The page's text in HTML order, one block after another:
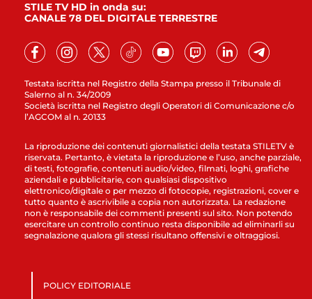
Testata iscritta nel Registro della Stampa presso il Tribunale di
Salerno al n. 34/2009
Società iscritta nel Registro degli Operatori di Comunicazione c/o
l’AGCOM al n. 20133
STILE TV HD in onda su:
CANALE 78 DEL DIGITALE TERRESTRE
La riproduzione dei contenuti giornalistici della testata STILETV è
riservata. Pertanto, è vietata la riproduzione e l’uso, anche parziale,
di testi, fotografie, contenuti audio/video, filmati, loghi, grafiche
aziendali e pubblicitarie, con qualsiasi dispositivo
elettronico/digitale o per mezzo di fotocopie, registrazioni, cover e
tutto quanto è ascrivibile a copia non autorizzata. La redazione
non è responsabile dei commenti presenti sul sito. Non potendo
esercitare un controllo continuo resta disponibile ad eliminarli su
segnalazione qualora gli stessi risultano offensivi e oltraggiosi.
POLICY EDITORIALE